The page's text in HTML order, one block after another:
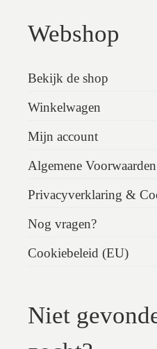
Webshop
Bekijk de shop
Winkelwagen
Mijn account
Algemene Voorwaarden
Privacyverklaring &
Nog vragen?
Cookiebeleid (EU)
Niet